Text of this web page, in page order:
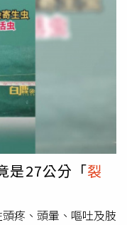
性粒細胞更是遠超正
膜炎可能，加上左
內科主治醫師施冀浩
、寄生蟲感染、藥物
胞會出現增多，所以
吃過生食」。施冀浩
藥物的情況，一星期
在家附近的醫院就診
慮診斷為「嗜酸性粒
過治療，患者的疼痛
多可以導致全身多器
治入院，陸先生入院
果顯示他的胸部、腹
是27公分「裂
疼、頭暈、嘔吐及肢